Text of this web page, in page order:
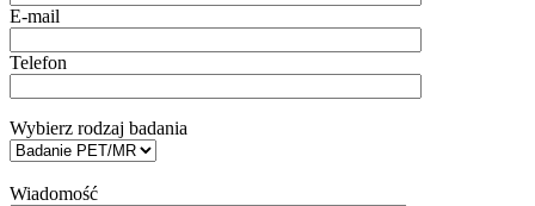
E-mail
Telefon
Wybierz rodzaj badania
Wiadomość